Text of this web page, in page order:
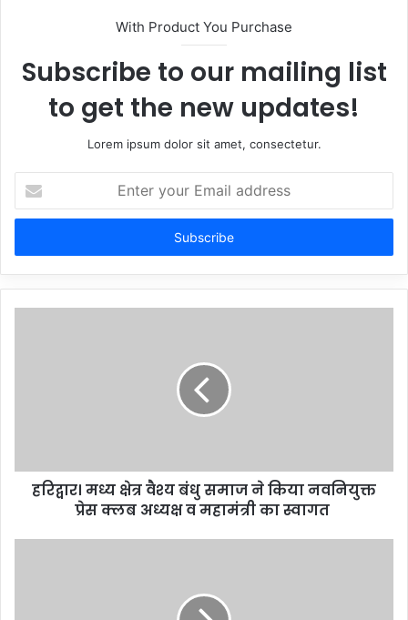
With Product You Purchase
Subscribe to our mailing list
to get the new updates!
Lorem ipsum dolor sit amet, consectetur.
your
Email
हरिद्वार। मध्य क्षेत्र वैश्य बंधु समाज ने किया नवनियुक्त
प्रेस क्लब अध्यक्ष व महामंत्री का स्वागत